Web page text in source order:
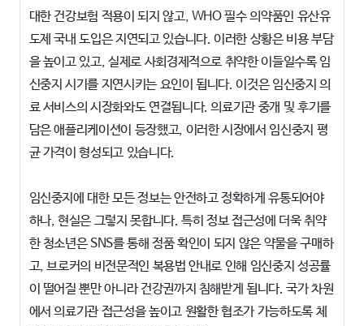
대한 건강보험 적용이 되지 않고, WHO 필수 의약품인 유산유
도제 국내 도입은 지연되고 있습니다. 이러한 상황은 비용 부담
을 높이고 있고, 실제로 사회경제적으로 취약한 이들일수록 임
신중지 시기를 지연시키는 요인이 됩니다. 이것은 임신중지 의
료 서비스의 시장화와도 연결됩니다. 의료기관 중개 및 후기를
담은 애플리케이션이 등장했고, 이러한 시장에서 임신중지 평
균 가격이 형성되고 있습니다.
임신중지에 대한 모든 정보는 안전하고 정확하게 유통되어야
하나, 현실은 그렇지 못합니다. 특히 정보 접근성에 더욱 취약
한 청소년은 SNS를 통해 정품 확인이 되지 않은 약물을 구매하
고, 브로커의 비전문적인 복용법 안내로 인해 임신중지 성공률
이 떨어질 뿐만 아니라 건강권까지 침해받게 됩니다. 국가 차원
에서 의료기관 접근성을 높이고 원활한 협조가 가능하도록 체